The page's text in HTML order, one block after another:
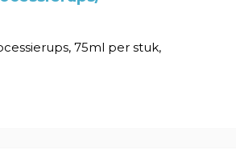
75ml per stuk,